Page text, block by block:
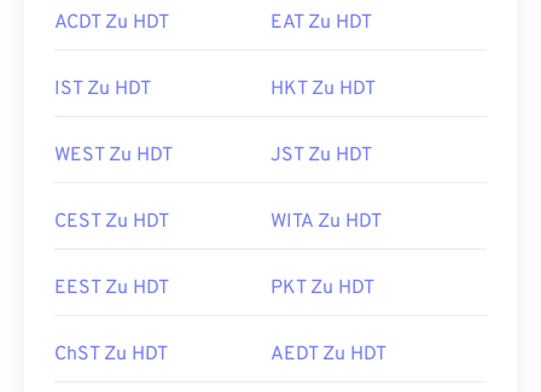
ACDT Zu HDT EAT Zu HDT
IST Zu HDT HKT Zu HDT
WEST Zu HDT JST Zu HDT
CEST Zu HDT WITA Zu HDT
EEST Zu HDT PKT Zu HDT
ChST Zu HDT AEDT Zu HDT